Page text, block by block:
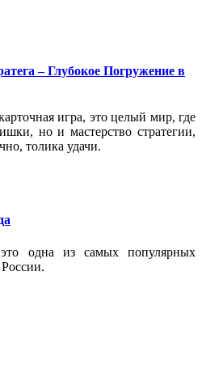
– Глубокое Погружение в
игра, это целый мир, где
но и мастерство стратегии,
толика удачи.
одна из самых популярных